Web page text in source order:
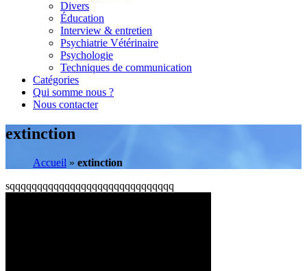
Divers
Éducation
Interview & entretien
Psychiatrie Vétérinaire
Psychologie
Techniques de communication
Catégories
Qui somme nous ?
Nous contacter
extinction
Accueil » extinction
sqqqqqqqqqqqqqqqqqqqqqqqqqqqqqq